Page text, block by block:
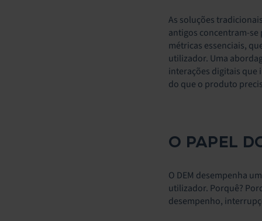
As soluções
antigos concentram-
métricas essenciais,
utilizador. Uma
interações digitais que
do que o produto
O PAPEL
O DEM desempenha
utilizador. Porquê?
desempenho,